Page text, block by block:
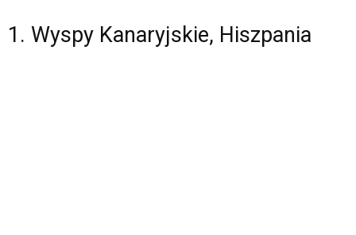
1. Wyspy Kanaryjskie, Hiszpania